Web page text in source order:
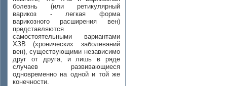
болезнь (или ретикулярный
варикоз - легкая форма
варикозного расширения вен)
представляются
самостоятельными вариантами
ХЗВ (хронических заболеваний
вен), существующими независимо
друг от друга, и лишь в ряде
случаев развивающиеся
одновременно на одной и той же
конечности.